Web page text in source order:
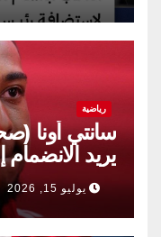
رياضية
سانتي أونا
يريد
الصيف.
يوليو 15, 2026